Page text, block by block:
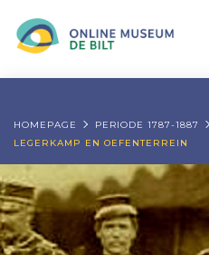
HOMEPAGE PERIODE 1787-1887
LEGERKAMP EN OEFENTERREIN